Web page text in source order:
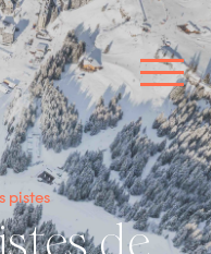
pistes